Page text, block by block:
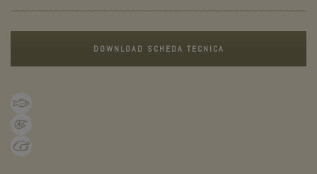
DOWNLOAD SCHEDA TECNICA